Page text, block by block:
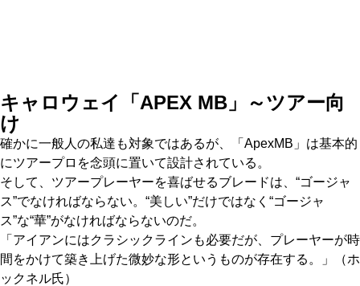
キャロウェイ「APEX MB」～ツアー向
け
確かに一般人の私達も対象ではあるが、「ApexMB」は基本的
にツアープロを念頭に置いて設計されている。
そして、ツアープレーヤーを喜ばせるブレードは、“ゴージャ
ス”でなければならない。“美しい”だけではなく“ゴージャ
ス”な“華”がなければならないのだ。
「アイアンにはクラシックラインも必要だが、プレーヤーが時
間をかけて築き上げた微妙な形というものが存在する。」（ホ
ックネル氏）